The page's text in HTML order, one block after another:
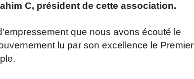
C, président de cette association.
que nous avons écouté le
lu par son excellence le Premier